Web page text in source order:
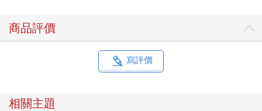
商品評價
寫評價
相關主題